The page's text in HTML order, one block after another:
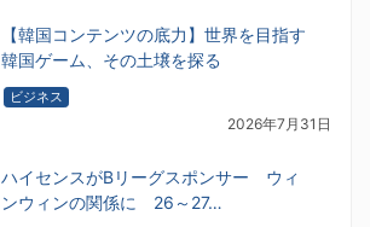
【韓国コンテンツの底力】世界を目指す
韓国ゲーム、その土壌を探る
ビジネス
2026年7月31日
ハイセンスがBリーグスポンサー ウィ
ンウィンの関係に 26～27…